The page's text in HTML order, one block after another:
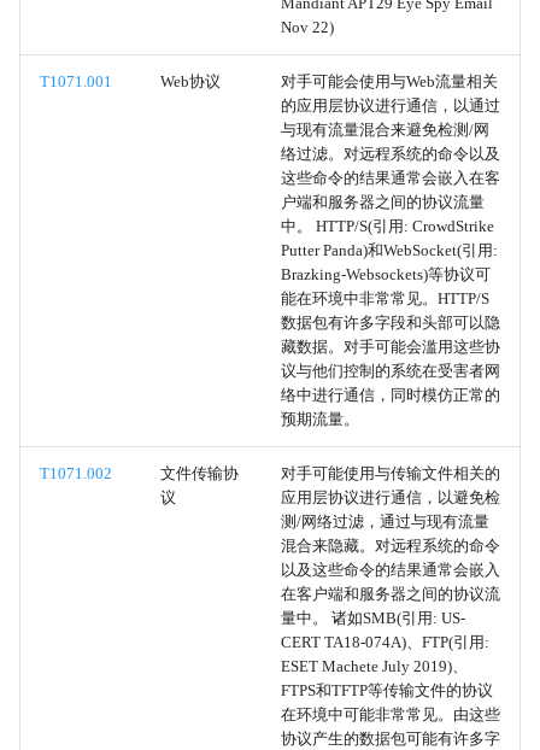
嵌入式有效负载
混淆的文件或信息
Mandiant APT29 Eye Spy Email
Nov 22)
T1071.001 Web协议
对手可能会使用与Web流量相关
的应用层协议进行通信，以通过
与现有流量混合来避免检测/网
络过滤。对远程系统的命令以及
这些命令的结果通常会嵌入在客
户端和服务器之间的协议流量
中。 HTTP/S(引用: CrowdStrike
Putter Panda)和WebSocket(引用:
Brazking-Websockets)等协议可
能在环境中非常常见。HTTP/S
数据包有许多字段和头部可以隐
藏数据。对手可能会滥用这些协
议与他们控制的系统在受害者网
络中进行通信，同时模仿正常的
预期流量。
T1071.002
文件传输协
议
对手可能使用与传输文件相关的
应用层协议进行通信，以避免检
测/网络过滤，通过与现有流量
混合来隐藏。对远程系统的命令
以及这些命令的结果通常会嵌入
在客户端和服务器之间的协议流
量中。 诸如SMB(引用: US-
CERT TA18-074A)、FTP(引用:
ESET Machete July 2019)、
FTPS和TFTP等传输文件的协议
在环境中可能非常常见。由这些
协议产生的数据包可能有许多字